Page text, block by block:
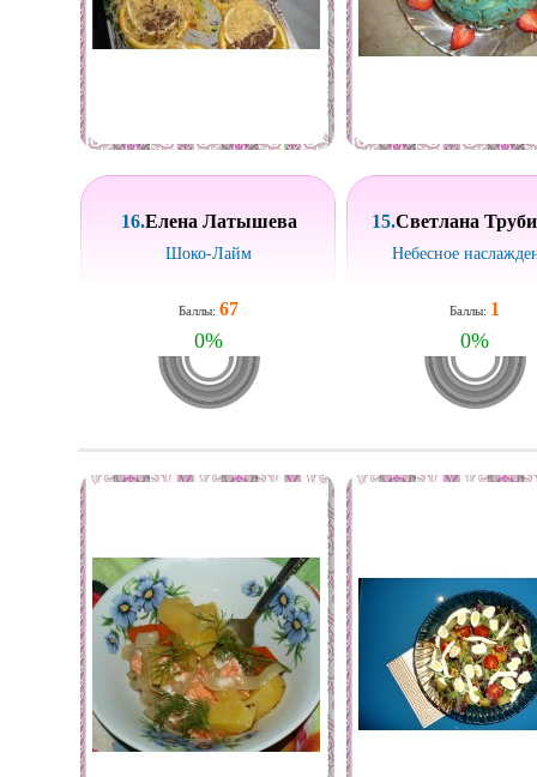
16.Елена Латышева
Шоко-Лайм
Баллы: 67
0%
15.Светлана
Небесное
Баллы: 1
0%